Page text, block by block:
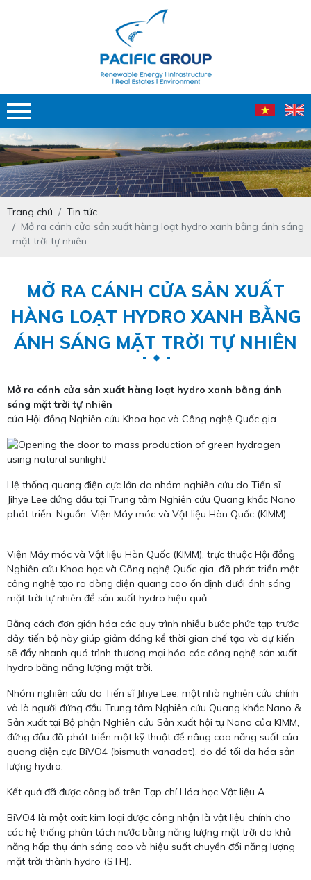
Trang chủ
Tin tức
Mở ra cánh cửa sản xuất hàng loạt hydro xanh bằng ánh sáng
mặt trời tự nhiên
MỞ RA CÁNH CỬA SẢN XUẤT
HÀNG LOẠT HYDRO XANH BẰNG
ÁNH SÁNG MẶT TRỜI TỰ NHIÊN
Mở ra cánh cửa sản xuất hàng loạt hydro xanh bằng ánh
sáng mặt trời tự nhiên
của Hội đồng Nghiên cứu Khoa học và Công nghệ Quốc gia
Hệ thống quang điện cực lớn do nhóm nghiên cứu do Tiến sĩ
Jihye Lee đứng đầu tại Trung tâm Nghiên cứu Quang khắc Nano
phát triển. Nguồn: Viện Máy móc và Vật liệu Hàn Quốc (KIMM)
Viện Máy móc và Vật liệu Hàn Quốc (KIMM), trực thuộc Hội đồng
Nghiên cứu Khoa học và Công nghệ Quốc gia, đã phát triển một
công nghệ tạo ra dòng điện quang cao ổn định dưới ánh sáng
mặt trời tự nhiên để sản xuất hydro hiệu quả.
Bằng cách đơn giản hóa các quy trình nhiều bước phức tạp trước
đây, tiến bộ này giúp giảm đáng kể thời gian chế tạo và dự kiến ​​
sẽ đẩy nhanh quá trình thương mại hóa các công nghệ sản xuất
hydro bằng năng lượng mặt trời.
Nhóm nghiên cứu do Tiến sĩ Jihye Lee, một nhà nghiên cứu chính
và là người đứng đầu Trung tâm Nghiên cứu Quang khắc Nano &
Sản xuất tại Bộ phận Nghiên cứu Sản xuất hội tụ Nano của KIMM,
đứng đầu đã phát triển một kỹ thuật để nâng cao năng suất của
quang điện cực BiVO4 (bismuth vanadat), do đó tối đa hóa sản
lượng hydro.
Kết quả đã được công bố trên Tạp chí Hóa học Vật liệu A
BiVO4 là một oxit kim loại được công nhận là vật liệu chính cho
các hệ thống phân tách nước bằng năng lượng mặt trời do khả
năng hấp thụ ánh sáng cao và hiệu suất chuyển đổi năng lượng
mặt trời thành hydro (STH).